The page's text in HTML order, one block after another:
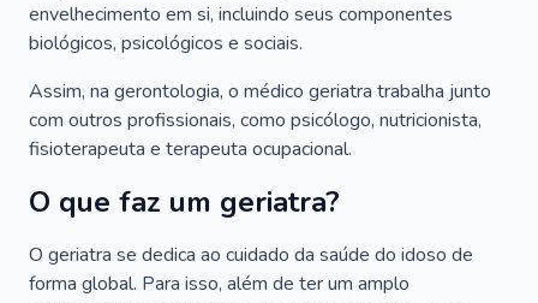
envelhecimento em si, incluindo seus componentes
biológicos, psicológicos e sociais.
Assim, na gerontologia, o médico geriatra trabalha junto
com outros profissionais, como psicólogo, nutricionista,
fisioterapeuta e terapeuta ocupacional.
O que faz um geriatra?
O geriatra se dedica ao cuidado da saúde do idoso de
forma global. Para isso, além de ter um amplo